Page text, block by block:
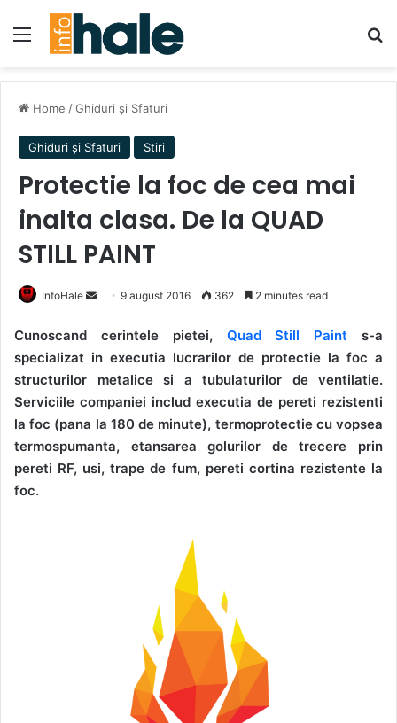
Menu
Home /Ghiduri și Sfaturi
Ghiduri și Sfaturi Stiri
Protectie la foc de cea mai
inalta clasa. De la QUAD
STILL PAINT
InfoHale
Send
email
9 august 2016 362 2 minutes read
Cunoscand cerintele pietei, Quad Still Paint s-a
specializat in executia lucrarilor de protectie la foc a
structurilor metalice si a tubulaturilor de ventilatie.
Serviciile companiei includ executia de pereti rezistenti
la foc (pana la 180 de minute), termoprotectie cu vopsea
termospumanta, etansarea golurilor de trecere prin
pereti RF, usi, trape de fum, pereti cortina rezistente la
foc.